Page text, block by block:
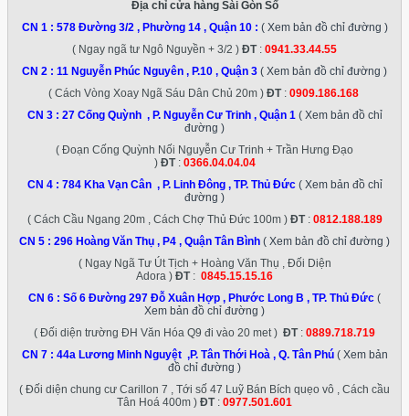
Địa chỉ cửa hàng Sài Gòn Số
CN 1 : 578 Đường 3/2 , Phường 14 , Quận 10: ( Xem bản đồ chỉ đường )
( Ngay ngã tư Ngô Nguyền + 3/2 ) ĐT: 0941.33.44.55
CN 2 : 11 Nguyễn Phúc Nguyên , P.10 , Quận 3 ( Xem bản đồ chỉ đường )
( Cách Vòng Xoay Ngã Sáu Dân Chủ 20m ) ĐT: 0909.186.168
CN 3 : 27 Cống Quỳnh , P. Nguyễn Cư Trinh , Quận 1 ( Xem bản đồ chỉ
đường )
( Đoạn Cống Quỳnh Nối Nguyễn Cư Trinh + Trần Hưng Đạo
) ĐT: 0366.04.04.04
CN 4 : 784 Kha Vạn Cân , P. Linh Đông , TP. Thủ Đức( Xem bản đồ chỉ
đường )
( Cách Cầu Ngang 20m , Cách Chợ Thủ Đức 100m ) ĐT: 0812.188.189
CN 5 : 296 Hoàng Văn Thụ , P4 , Quận Tân Bình ( Xem bản đồ chỉ đường )
( Ngay Ngã Tư Út Tịch + Hoàng Văn Thụ , Đối Diện
Adora ) ĐT: 0845.15.15.16
CN 6 : Số 6 Đường 297 Đỗ Xuân Hợp , Phước Long B , TP. Thủ Đức (
Xem bản đồ chỉ đường )
( Đối diện trường ĐH Văn Hóa Q9 đi vào 20 met ) ĐT: 0889.718.719
CN 7 : 44a Lương Minh Nguyệt ,P. Tân Thới Hoà , Q. Tân Phú ( Xem bản
đồ chỉ đường )
( Đối diện chung cư Carillon 7 , Tới số 47 Luỹ Bán Bích quẹo vô , Cách cầu
Tân Hoá 400m ) ĐT: 0977.501.601